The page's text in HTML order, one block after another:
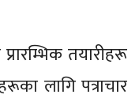
तयारीहरू
लागि पत्राचार